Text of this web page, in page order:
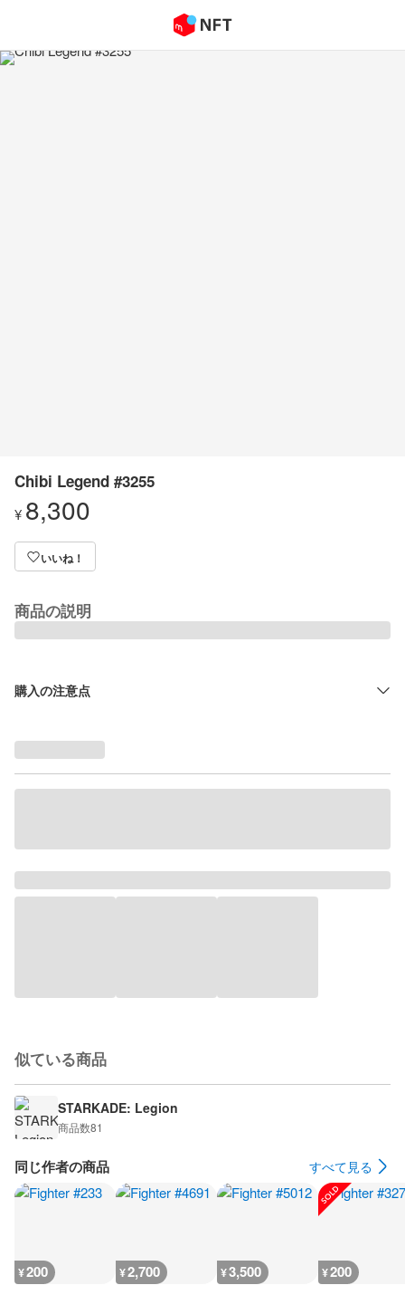
Chibi Legend #3255
¥ 8,300
いいね！
商品の説明
購入の注意点
似ている商品
STARKADE: Legion
商品数81
同じ作者の商品 すべて見る
¥200 ¥2,700 ¥3,500 ¥200